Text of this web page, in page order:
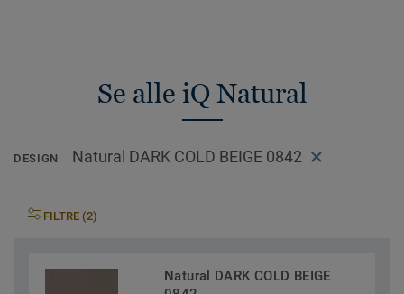
Se alle iQ Natural
DESIGN Natural DARK COLD BEIGE 0842
FILTRE (2)
Natural DARK COLD BEIGE